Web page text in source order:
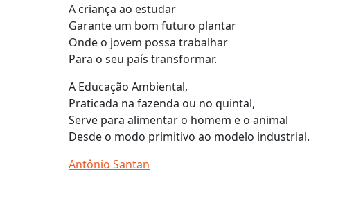
A criança ao estudar
Garante um bom futuro plantar
Onde o jovem possa trabalhar
Para o seu país transformar.
A Educação Ambiental,
Praticada na fazenda ou no quintal,
Serve para alimentar o homem e o animal
Desde o modo primitivo ao modelo industrial.
Antônio Santan